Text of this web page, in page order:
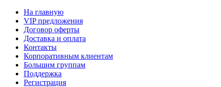
На главную
VIP предложения
Договор оферты
Доставка и оплата
Контакты
Корпоративным клиентам
Большим группам
Поддержка
Регистрация